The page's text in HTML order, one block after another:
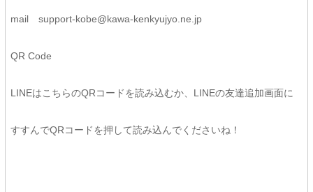
mail support-kobe@kawa-kenkyujyo.ne.jp
QR Code
LINEはこちらのQRコードを読み込むか、LINEの友達追加画面に
すすんでQRコードを押して読み込んでくださいね！